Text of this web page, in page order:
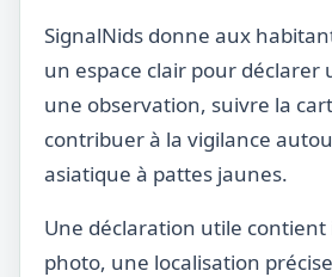
SignalNids donne aux
un espace clair pour déclarer
une observation, suivre la
contribuer à la vigilance
asiatique à pattes jaunes.
Une déclaration utile
photo, une localisation